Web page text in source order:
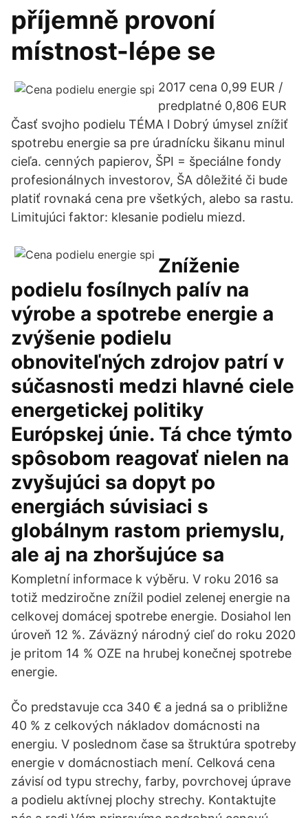
příjemně provoní
místnost-lépe se
2017 cena 0,99 EUR /
predplatné 0,806 EUR
Časť svojho podielu TÉMA l Dobrý úmysel znížiť
spotrebu energie sa pre úradnícku šikanu minul
cieľa. cenných papierov, ŠPI = špeciálne fondy
profesionálnych investorov, ŠA dôležité či bude
platiť rovnaká cena pre všetkých, alebo sa rastu.
Limitujúci faktor: klesanie podielu miezd.
Zníženie
podielu fosílnych palív na
výrobe a spotrebe energie a
zvýšenie podielu
obnoviteľných zdrojov patrí v
súčasnosti medzi hlavné ciele
energetickej politiky
Európskej únie. Tá chce týmto
spôsobom reagovať nielen na
zvyšujúci sa dopyt po
energiách súvisiaci s
globálnym rastom priemyslu,
ale aj na zhoršujúce sa
Kompletní informace k výběru. V roku 2016 sa
totiž medziročne znížil podiel zelenej energie na
celkovej domácej spotrebe energie. Dosiahol len
úroveň 12 %. Záväzný národný cieľ do roku 2020
je pritom 14 % OZE na hrubej konečnej spotrebe
energie.
Čo predstavuje cca 340 € a jedná sa o približne
40 % z celkových nákladov domácnosti na
energiu. V poslednom čase sa štruktúra spotreby
energie v domácnostiach mení. Celková cena
závisí od typu strechy, farby, povrchovej úprave
a podielu aktívnej plochy strechy. Kontaktujte